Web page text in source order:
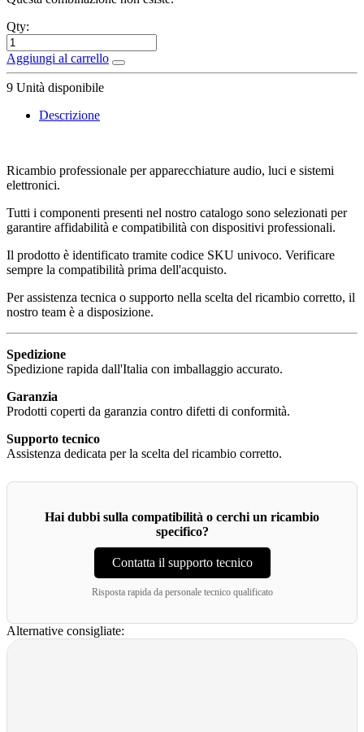
Qty:
Aggiungi al carrello
9 Unità disponibile
Descrizione
Ricambio professionale per apparecchiature audio, luci e sistemi
elettronici.
Tutti i componenti presenti nel nostro catalogo sono selezionati per
garantire affidabilità e compatibilità con dispositivi professionali.
Il prodotto è identificato tramite codice SKU univoco. Verificare
sempre la compatibilità prima dell'acquisto.
Per assistenza tecnica o supporto nella scelta del ricambio corretto, il
nostro team è a disposizione.
Spedizione
Spedizione rapida dall'Italia con imballaggio accurato.
Garanzia
Prodotti coperti da garanzia contro difetti di conformità.
Supporto tecnico
Assistenza dedicata per la scelta del ricambio corretto.
Hai dubbi sulla compatibilità o cerchi un ricambio
specifico?
Contatta il supporto tecnico
Risposta rapida da personale tecnico qualificato
Alternative consigliate: